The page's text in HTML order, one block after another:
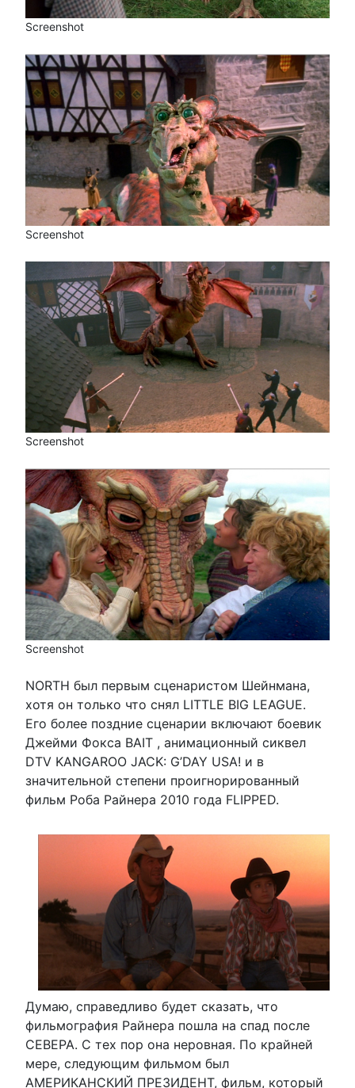
Screenshot
Screenshot
Screenshot
Screenshot
NORTH был первым сценаристом Шейнмана,
хотя он только что снял LITTLE BIG LEAGUE.
Его более поздние сценарии включают боевик
Джейми Фокса BAIT , анимационный сиквел
DTV KANGAROO JACK: G’DAY USA! и в
значительной степени проигнорированный
фильм Роба Райнера 2010 года FLIPPED.
Думаю, справедливо будет сказать, что
фильмография Райнера пошла на спад после
СЕВЕРА. С тех пор она неровная. По крайней
мере, следующим фильмом был
АМЕРИКАНСКИЙ ПРЕЗИДЕНТ, фильм, который